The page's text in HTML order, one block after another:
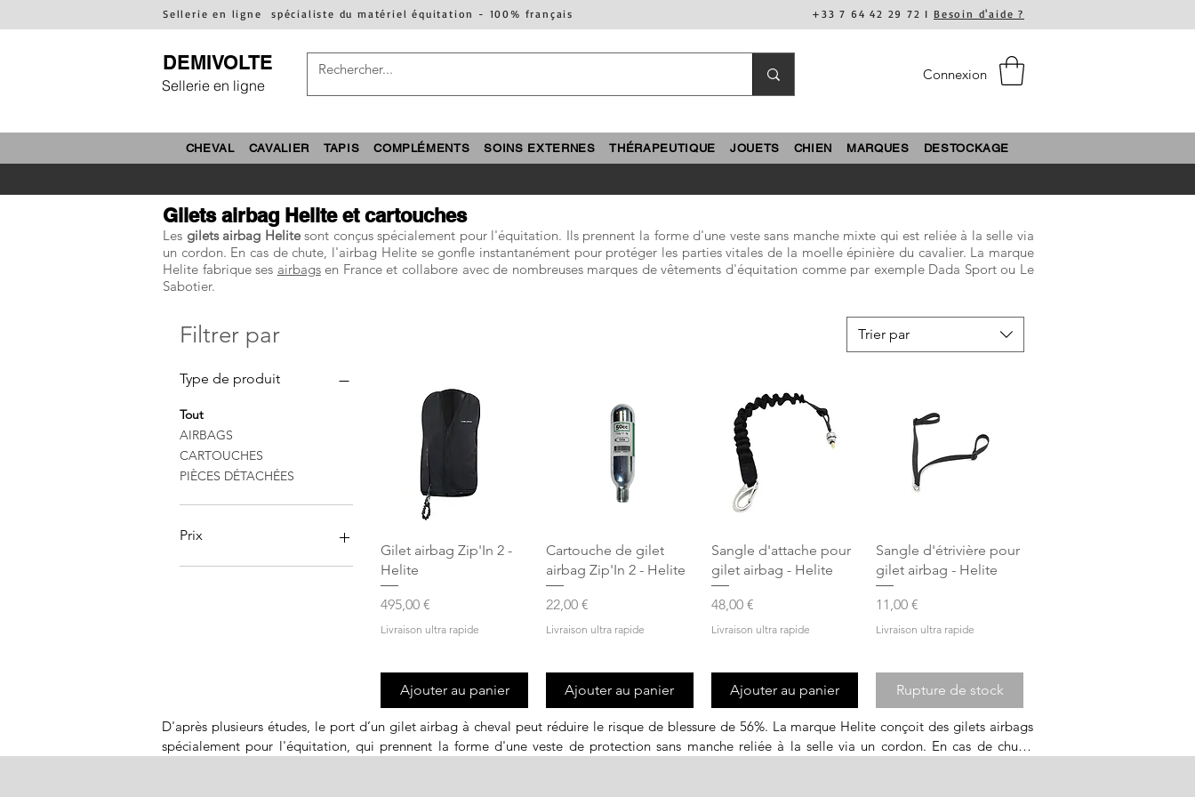
Sellerie en ligne spécialiste du matériel équitation - 100% français +33 7 64 42 29 72 I Besoin d'aide ?
DEMIVOLTE
Sellerie en ligne
Connexion
CHEVAL CAVALIER TAPIS COMPLÉMENTS SOINS EXTERNES THÉRAPEUTIQUE JOUETS CHIEN MARQUES DESTOCKAGE
Gilets airbag Helite et cartouches
Les gilets airbag Helitesont conçus spécialement pour l'équitation. Ils prennent la forme d'une veste sans manche mixte qui est reliée à la selle via
un cordon. En cas de chute, l'airbag Helite se gonfle instantanément pour protéger les parties vitales de la moelle épinière du cavalier. La marque
Helite fabrique ses airbagsen France et collabore avec de nombreuses marques de vêtements d'équitation comme par exemple Dada Sport ou Le
Sabotier.
Filtrer par
Type de produit
Tout
AIRBAGS
CARTOUCHES
PIÈCES DÉTACHÉES
Prix
Trier par
Aperçu rapide
Gilet airbag Zip'In 2 -
Helite
Prix
495,00 €
Livraison ultra rapide
Ajouter au panier
Aperçu rapide
Cartouche de gilet
airbag Zip'In 2 - Helite
Prix
22,00 €
Livraison ultra rapide
Ajouter au panier
Aperçu rapide
Sangle d'attache pour
gilet airbag - Helite
Prix
48,00 €
Livraison ultra rapide
Ajouter au panier
Aperçu rapide
Sangle d'étrivière pour
gilet airbag - Helite
Prix
11,00 €
Livraison ultra rapide
Rupture de stock
D'après plusieurs études, le port d’un gilet airbag à cheval peut réduire le risque de blessure de 56%. La marque Helite conçoit des gilets airbags
spécialement pour l'équitation, qui prennent la forme d'une veste de protection sans manche reliée à la selle via un cordon. En cas de chute,